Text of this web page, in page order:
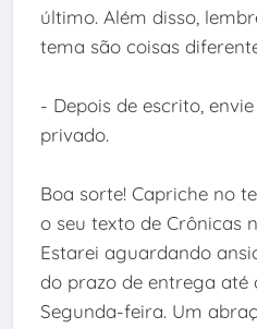
último. Além disso,
tema são coisas
- Depois de escrito,
privado.
Boa sorte! Capriche no
o seu texto de Crônicas
Estarei aguardando
do prazo de entrega até
Segunda-feira. Um